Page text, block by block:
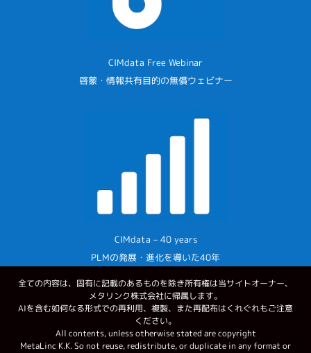
CIMdata Free Webinar
啓蒙・情報共有目的の無償ウェビナー
CIMdata – 40 years
PLMの発展・進化を導いた40年
全ての内容は、固有に記載のあるものを除き所有権は当サイトオーナー、
メタリンク株式会社に帰属します。
AIを含む如何なる形式での再利用、複製、また再配布はくれぐれもご注意
ください。
All contents, unless otherwise stated are copyright
MetaLinc K.K. So not reuse, redistribute, or duplicate in any format or